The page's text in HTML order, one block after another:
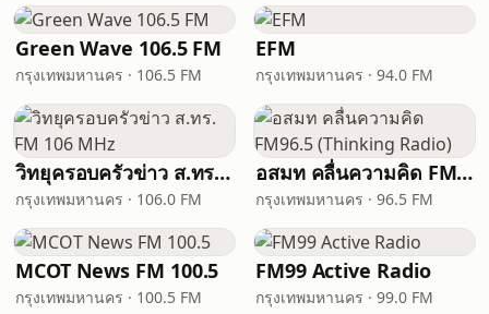
Green Wave 106.5 FM
กรุงเทพมหานคร · 106.5 FM
EFM
กรุงเทพมหานคร · 94.0 FM
วิทยุครอบครัวข่าว ส.ทร. FM 106 MHz
กรุงเทพมหานคร · 106.0 FM
อสมท คลื่นความคิด FM96.5 (Thinking Radio)
กรุงเทพมหานคร · 96.5 FM
MCOT News FM 100.5
กรุงเทพมหานคร · 100.5 FM
FM99 Active Radio
กรุงเทพมหานคร · 99.0 FM